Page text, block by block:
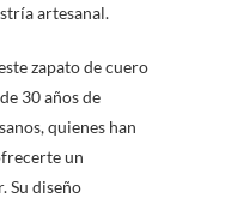
artesanal.
zapato de cuero
30 años de
quienes han
un
Su diseño